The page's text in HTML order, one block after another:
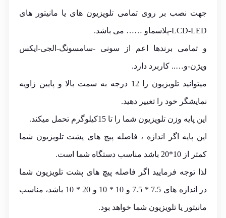
جهت نصب بر روی تمامی تلویزیون های یا مانیتور های
LCD-LED-پلاسماو …… می باشد.
و تمامی برندها اعم از سونی -سامسونگ-الجی-ایکس
ویژن-و….. کاربرد دارد.
میتوانید تلویزیون را 12 درجه به سمت بالا و پایین زاویه
نمایشگر خود را تغییر دهید.
این پایه وزن تلویزیون شما را تا 15کیلوگرم تحمل میکند.
این پایه اگر اندازه ، فاصله پیچ های پشت تلویزیون شما
کمتر از 10*20 باشد مناسب دستگاه شما است.
لذا توجه فرمایید اگر فاصله پیچ های پشت تلویزیون شما
در اندازه های 7.5 * 7.5 و 10 * 10 و 20 * 10 باشد، مناسب
مانیتور یا تلویزیون شما خواهد بود.